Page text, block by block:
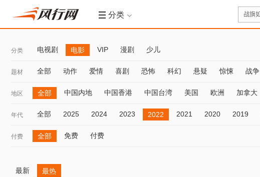
分类
分类 电视剧 电影 VIP 漫剧 少儿
题材 全部 动作 爱情 喜剧 恐怖 科幻 悬疑 惊悚 战争
地区 全部 中国内地 中国香港 中国台湾 美国 欧洲 加拿大
年代 全部 2025 2024 2023 2022 2021 2020 2019
付费 全部 免费 付费
最新 最热